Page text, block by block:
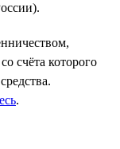
счёта которого
.